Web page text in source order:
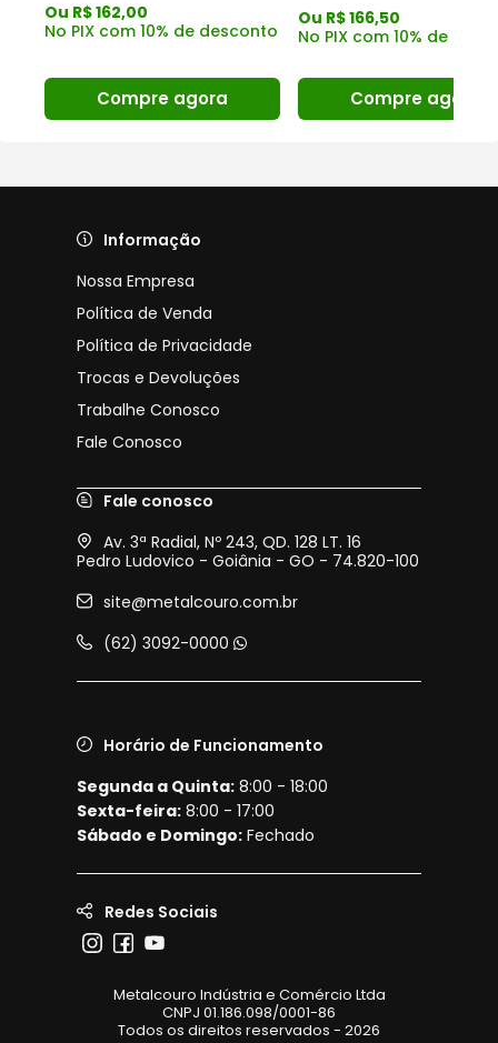
Ou R$ 162,00
No PIX com 10% de desconto
Compre agora
Ou R$ 166,50
No PIX com 10% de
Compre agora
Informação
Nossa Empresa
Política de Venda
Política de Privacidade
Trocas e Devoluções
Trabalhe Conosco
Fale Conosco
Fale conosco
Av. 3ª Radial, Nº 243, QD. 128 LT. 16
Pedro Ludovico - Goiânia - GO - 74.820-100
site@metalcouro.com.br
(62) 3092-0000
Horário de Funcionamento
Segunda a Quinta: 8:00 - 18:00
Sexta-feira: 8:00 - 17:00
Sábado e Domingo: Fechado
Redes Sociais
Metalcouro Indústria e Comércio Ltda
CNPJ 01.186.098/0001-86
Todos os direitos reservados - 2026